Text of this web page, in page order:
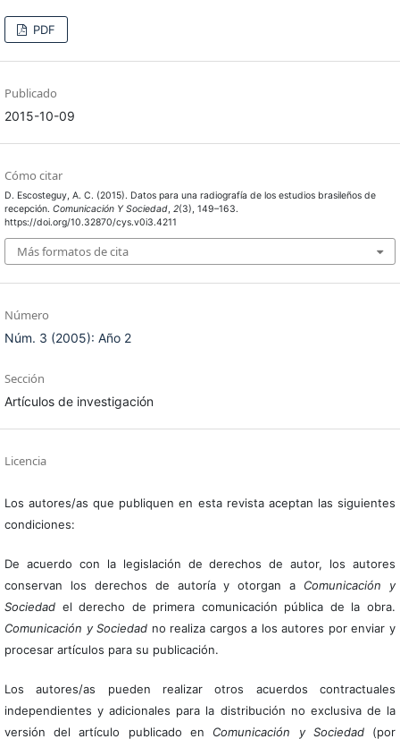
PDF
Publicado
2015-10-09
Cómo citar
D. Escosteguy, A. C. (2015). Datos para una radiografía de los estudios brasileños de
recepción. Comunicación Y Sociedad, 2(3), 149–163.
https://doi.org/10.32870/cys.v0i3.4211
Más formatos de cita
Número
Núm. 3 (2005): Año 2
Sección
Artículos de investigación
Licencia
Los autores/as que publiquen en esta revista aceptan las siguientes
condiciones:
De acuerdo con la legislación de derechos de autor, los autores
conservan los derechos de autoría y otorgan a Comunicación y
Sociedadel derecho de primera comunicación pública de la obra.
Comunicación y Sociedad no realiza cargos a los autores por enviar y
procesar artículos para su publicación.
Los autores/as pueden realizar otros acuerdos contractuales
independientes y adicionales para la distribución no exclusiva de la
versión del artículo publicado en Comunicación y Sociedad(por